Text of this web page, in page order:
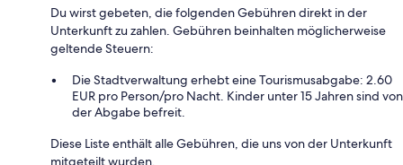
Du wirst gebeten, die folgenden Gebühren direkt in der
Unterkunft zu zahlen. Gebühren beinhalten möglicherweise
geltende Steuern:
Die Stadtverwaltung erhebt eine Tourismusabgabe: 2.60
EUR pro Person/pro Nacht. Kinder unter 15 Jahren sind von
der Abgabe befreit.
Diese Liste enthält alle Gebühren, die uns von der Unterkunft
mitgeteilt wurden.